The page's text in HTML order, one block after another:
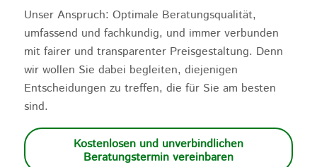
Unser Anspruch: Optimale Beratungsqualität,
umfassend und fachkundig, und immer verbunden
mit fairer und transparenter Preisgestaltung. Denn
wir wollen Sie dabei begleiten, diejenigen
Entscheidungen zu treffen, die für Sie am besten
sind.
Kostenlosen und unverbindlichen
Beratungstermin vereinbaren